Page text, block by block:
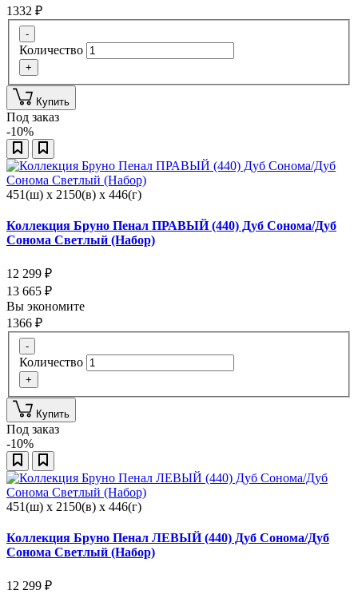
1332 ₽
-
Количество
+
Купить
Под заказ
-10%
451(ш) x 2150(в) x 446(г)
Коллекция Бруно Пенал ПРАВЫЙ (440) Дуб Сонома/Дуб
Сонома Светлый (Набор)
12 299 ₽
13 665 ₽
Вы экономите
1366 ₽
-
Количество
+
Купить
Под заказ
-10%
451(ш) x 2150(в) x 446(г)
Коллекция Бруно Пенал ЛЕВЫЙ (440) Дуб Сонома/Дуб
Сонома Светлый (Набор)
12 299 ₽